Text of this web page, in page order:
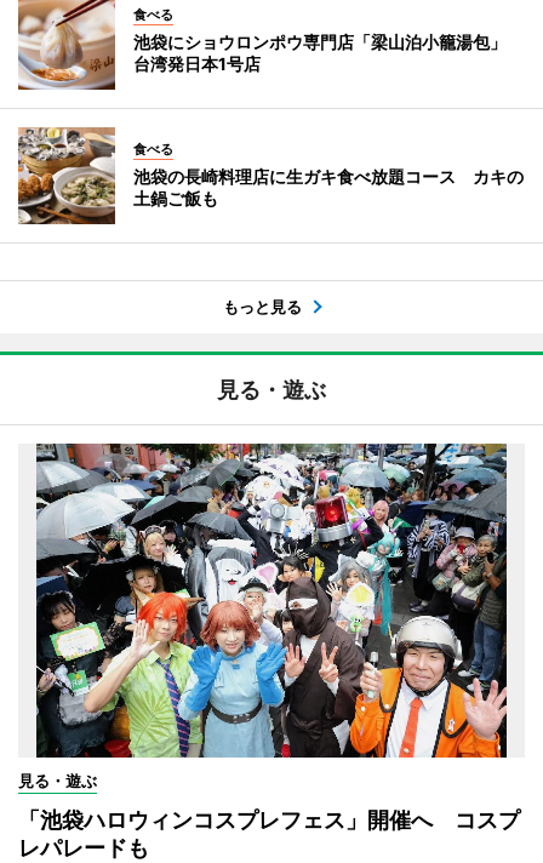
食べる
池袋にショウロンポウ専門店「梁山泊小籠湯包」
台湾発日本1号店
食べる
池袋の長崎料理店に生ガキ食べ放題コース カキの
土鍋ご飯も
もっと見る
見る・遊ぶ
見る・遊ぶ
「池袋ハロウィンコスプレフェス」開催へ コスプ
レパレードも